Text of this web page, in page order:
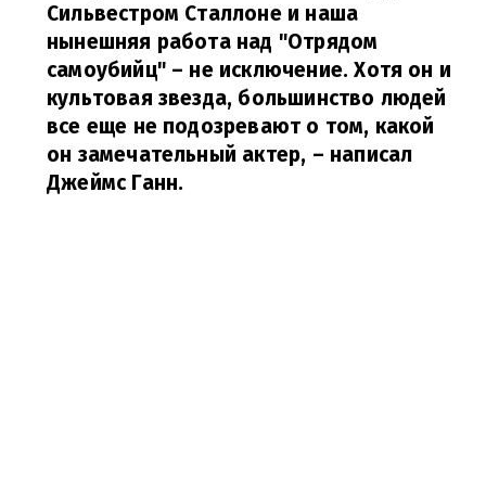
Сильвестром Сталлоне и наша
нынешняя работа над "Отрядом
самоубийц" – не исключение. Хотя он и
культовая звезда, большинство людей
все еще не подозревают о том, какой
он замечательный актер, – написал
Джеймс Ганн.